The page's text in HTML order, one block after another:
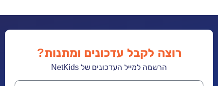
רוצה לקבל עדכונים ומתנות?
הרשמה למייל העדכונים של NetKids